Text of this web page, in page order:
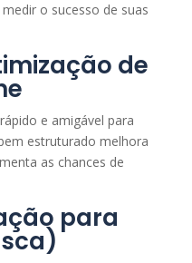
o sucesso de suas
de
e amigável para
estruturado melhora
as chances de
para